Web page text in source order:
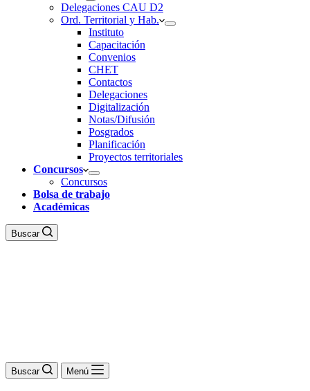
Delegaciones CAU D2
Ord. Territorial y Hab.
Instituto
Capacitación
Convenios
CHET
Contactos
Delegaciones
Digitalización
Notas/Difusión
Posgrados
Planificación
Proyectos territoriales
Concursos
Concursos
Bolsa de trabajo
Académicas
Buscar
Buscar Menú